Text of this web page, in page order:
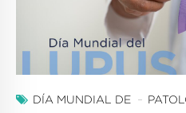
DÍA MUNDIAL DE